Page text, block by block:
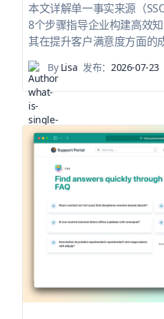
本文详解单一事实来源（
8个步骤指导企业构建高效
其在提升客户满意度方面的
ByLisa 发布：2026-07-23